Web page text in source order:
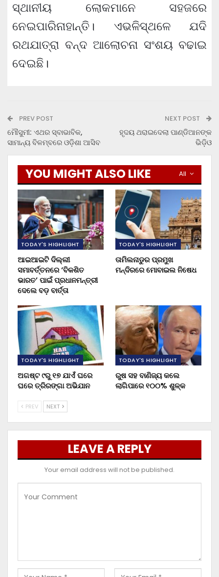
ସ୍ଥାନୀୟ ଲୋକମାନେ ସହଜରେ
ନେଇପାରିନାହାନ୍ତି। ଏଭଳିସ୍ଥଳେ ଯଦି
ରଥଯାତ୍ରା ବନ୍ଦ ଆଲୋଚନା ସଂଶୟ ବଢାଇ
ଦେଇଛି।
PREV POST
ମୌସୁମୀ: ଏଥର ସ୍ବାଭାବିକ,
ସାମାନ୍ୟ ବିଳମ୍ବରେ ଓଡ଼ିଶା ଆସିବ
NEXT POST
ହୃଦୟ ଥରାଇଦେଲା ପାଣ୍ଡିଆନଙ୍କ
ଭିଡ଼ିଓ
All
YOU MIGHT ALSO LIKE
TODAY'S HIGHLIGHT
ଆଇଆଇଟି ଦିଲ୍ଲୀ
ସମାବର୍ତ୍ତନରେ ‘ବିକଶିତ
ଭାରତ’ ପାଇଁ ପ୍ରଧାନମନ୍ତ୍ରୀ
ଦେଲେ ବଡ଼ ବାର୍ତ୍ତା
TODAY'S HIGHLIGHT
ତାମିଲନାଡୁର ପ୍ରମୁଖ
ମନ୍ଦିରରେ ମୋବାଇଲ ନିଷେଧ
TODAY'S HIGHLIGHT
ଅଗଷ୍ଟ ୯ରୁ ୧୭ ଯାଏଁ ଘରେ
ଘରେ ତ୍ରିରଙ୍ଗା ଅଭିଯାନ
TODAY'S HIGHLIGHT
ରୁଷ ସହ ବାଣିଜ୍ୟ କଲେ
ଲାଗିପାରେ ୧୦୦% ଶୁଳ୍କ
PREV NEXT
LEAVE A REPLY
Your email address will not be published.